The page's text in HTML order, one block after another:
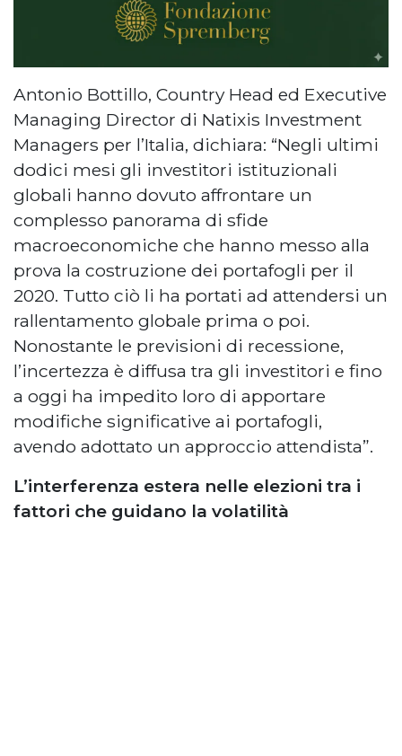
Antonio Bottillo, Country Head ed Executive
Managing Director di Natixis Investment
Managers per l’Italia, dichiara: “Negli ultimi
dodici mesi gli investitori istituzionali
globali hanno dovuto affrontare un
complesso panorama di sfide
macroeconomiche che hanno messo alla
prova la costruzione dei portafogli per il
2020. Tutto ciò li ha portati ad attendersi un
rallentamento globale prima o poi.
Nonostante le previsioni di recessione,
l’incertezza è diffusa tra gli investitori e fino
a oggi ha impedito loro di apportare
modifiche significative ai portafogli,
avendo adottato un approccio attendista”.
L’interferenza estera nelle elezioni tra i
fattori che guidano la volatilità